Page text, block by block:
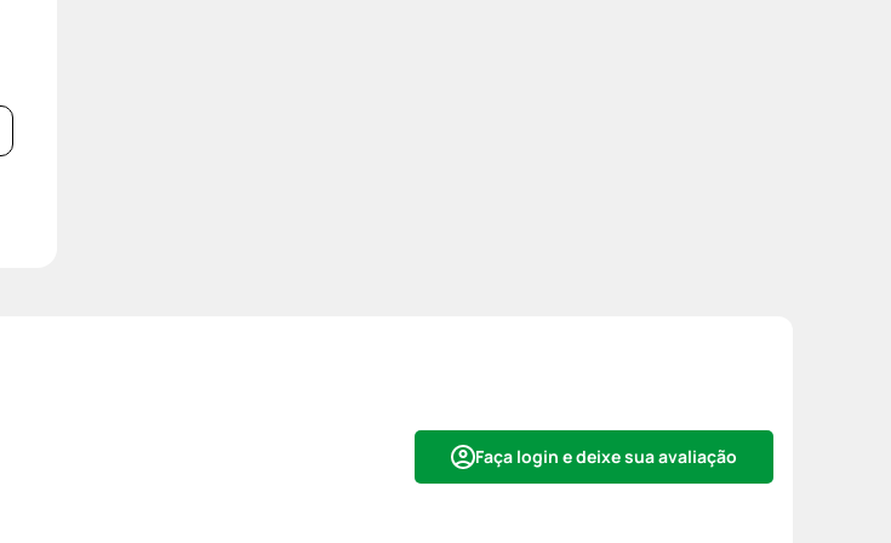
Faça login e deixe sua avaliação